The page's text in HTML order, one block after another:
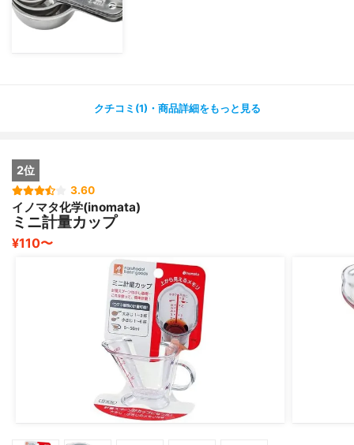
クチコミ(1)・商品詳細をもっと見る
2位
3.60
イノマタ化学(inomata)
ミニ計量カップ
¥110〜